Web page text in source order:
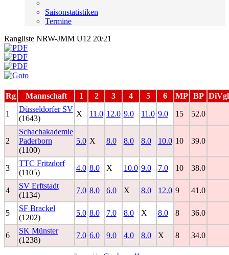
Saisonstatistiken
Termine
Rangliste NRW-JMM U12 20/21
Rg Mannschaft 1 2 3 4 5 6 MP BP DiVgl
1
Düsseldorfer SV
(1643)
X 11.0 12.0 9.0 11.0 9.0 15 52.0
2
Schachakademie
Paderborn
(1100)
5.0 X 8.0 8.0 8.0 10.0 10 39.0
3
TTC Fritzdorf
(1105)
4.0 8.0 X 10.0 9.0 7.0 10 38.0
4
SV Erftstadt
(1134)
7.0 8.0 6.0 X 8.0 12.0 9 41.0
5
SF Brackel
(1202)
5.0 8.0 7.0 8.0 X 8.0 8 36.0
6
SK Münster
(1238)
7.0 6.0 9.0 4.0 8.0 X 8 34.0